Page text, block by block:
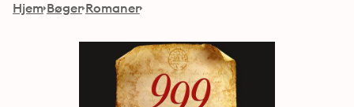
Hjem Bøger Romaner